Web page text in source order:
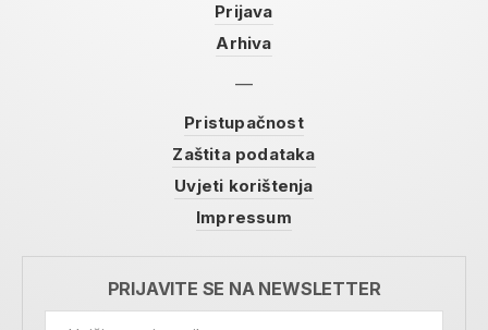
Prijava
Arhiva
Pristupačnost
Zaštita podataka
Uvjeti korištenja
Impressum
PRIJAVITE SE NA NEWSLETTER